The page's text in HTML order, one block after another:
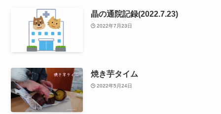
晶の通院記録(2022.7.23)
2022年7月23日
焼き芋タイム
2022年5月24日